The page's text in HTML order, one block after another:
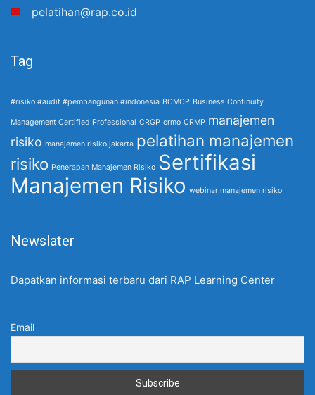
pelatihan@rap.co.id
Tag
#risiko #audit #pembangunan #indonesia BCMCP Business Continuity
Management Certified Professional CRGP crmo CRMP manajemen
risiko manajemen risiko jakarta pelatihan manajemen
risiko Penerapan Manajemen Risiko Sertifikasi
Manajemen Risiko webinar manajemen risiko
Newslater
Dapatkan informasi terbaru dari RAP Learning Center
Email